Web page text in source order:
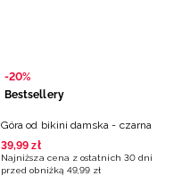
-20%
Bestsellery
Góra od bikini damska - czarna
39,99 zł
Najniższa cena z ostatnich 30 dni
przed obniżką 49,99 zł